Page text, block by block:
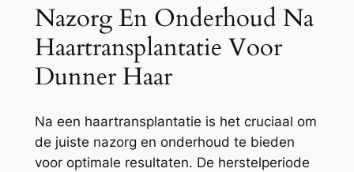
Nazorg En Onderhoud Na
Haartransplantatie Voor
Dunner Haar
Na een haartransplantatie is het cruciaal om
de juiste nazorg en onderhoud te bieden
voor optimale resultaten. De herstelperiode